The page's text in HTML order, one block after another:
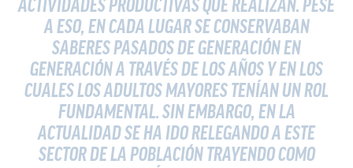
ACTIVIDADES PRODUCTIVAS QUE REALIZAN. PESE
A ESO, EN CADA LUGAR SE CONSERVABAN
SABERES PASADOS DE GENERACIÓN EN
GENERACIÓN A TRAVÉS DE LOS AÑOS Y EN LOS
CUALES LOS ADULTOS MAYORES TENÍAN UN ROL
FUNDAMENTAL. SIN EMBARGO, EN LA
ACTUALIDAD SE HA IDO RELEGANDO A ESTE
SECTOR DE LA POBLACIÓN TRAYENDO COMO